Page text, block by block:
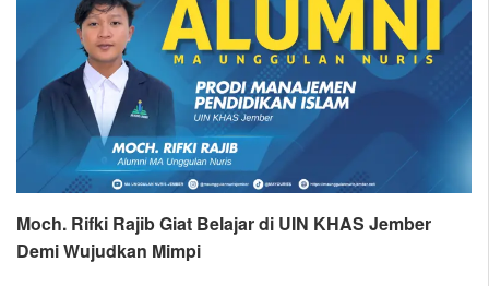
Moch. Rifki Rajib Giat Belajar di UIN KHAS Jember
Demi Wujudkan Mimpi